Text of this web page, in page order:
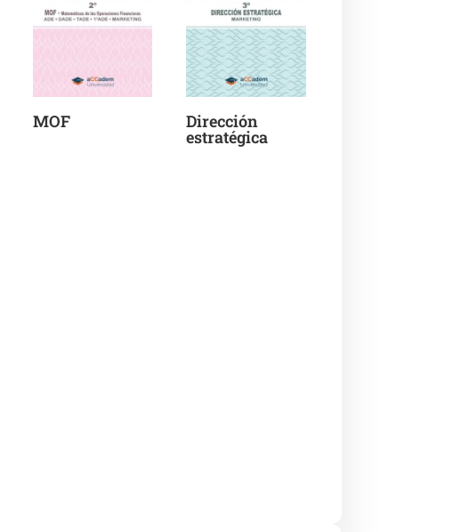
MOF Dirección
estratégica